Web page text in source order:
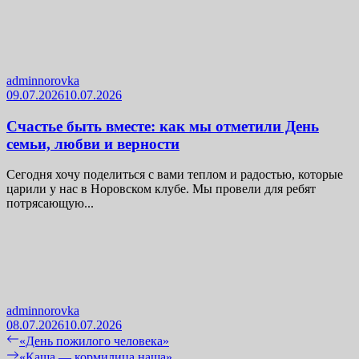
adminnorovka
09.07.202610.07.2026
Счастье быть вместе: как мы отметили День
семьи, любви и верности
Сегодня хочу поделиться с вами теплом и радостью, которые
царили у нас в Норовском клубе. Мы провели для ребят
потрясающую...
adminnorovka
08.07.202610.07.2026
Навигация
Previous
post:
«День пожилого человека»
Next